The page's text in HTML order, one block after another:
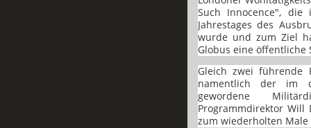
Such Innocence", die
Jahrestages des
wurde und zum Ziel
Globus eine öffentliche
Gleich zwei führende
namentlich der im
gewordene
Programmdirektor Will
zum wiederholten Male